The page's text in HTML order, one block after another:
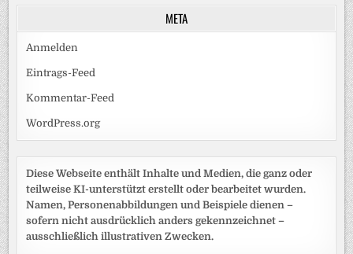
META
Anmelden
Eintrags-Feed
Kommentar-Feed
WordPress.org
Diese Webseite enthält Inhalte und Medien, die ganz oder
teilweise KI-unterstützt erstellt oder bearbeitet wurden.
Namen, Personenabbildungen und Beispiele dienen –
sofern nicht ausdrücklich anders gekennzeichnet –
ausschließlich illustrativen Zwecken.